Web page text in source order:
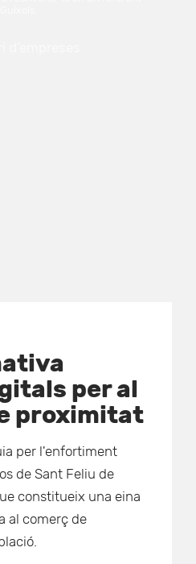
per al
proximitat
per l'enfortiment
de Sant Feliu de
constitueix una eina
al comerç de